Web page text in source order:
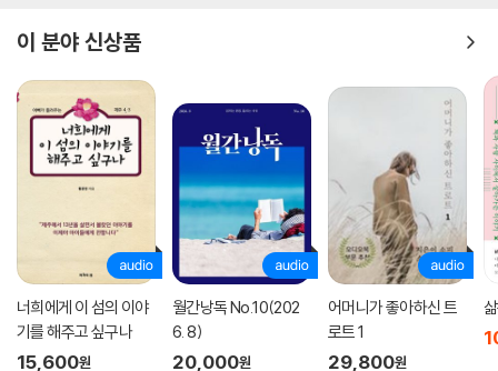
살에, 엄마도 조금씩 예술가의 길을 걷는 딸을 응원하기 시작하던 그때, 건
도 하겠다는 심정으로 매일같이 엄마가 복용하는 약과 먹은 음식을 기록하
고, 머리숱도 거의 사라지고 몸집도 줄어든 엄마에게 한국 음식을 해주려
한다. 살아생전 엄마를 기쁘게 해주고 싶어서 사랑하던 남자친구와 결혼식
도 올리기로 한다. 엄마는 딸의 결혼식을 보려는 듯 기적적으로 그 순간까
지 버텨준다.
하지만 운명을 피할 순 없었다. 다만 엄마가 해주던 음식의 기억만은 생생
히 남았다. 이제 엄마는 없지만 자우너는 인터넷과 유튜브를 찾아보며 된
장찌개, 잣죽, 김치를 직접 만들어 먹는다. 엄마의 한국 음식을 통해 엄마를
향한 그리움을 달래며 회복해간다.
이 분야 신상품
너희에게 이 섬의 이야
기를 해주고 싶구나
15,600원
월간낭독 No.10(202
6. 8)
20,000원
어머니가 좋아하신 트
로트 1
29,800원